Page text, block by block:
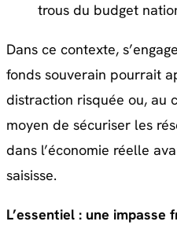
trous du budget
Dans ce contexte,
fonds souverain pourrait
distraction risquée ou, au
moyen de sécuriser les
dans l’économie réelle
saisisse.
L’essentiel : une impasse